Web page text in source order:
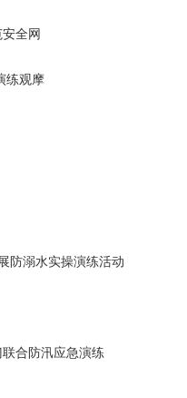
全网
练观摩
防溺水实操演练活动
合防汛应急演练